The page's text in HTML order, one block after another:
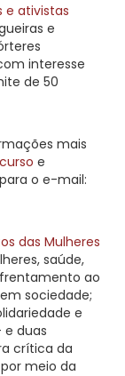
e ativistas
e
interesse
de 50
mais
e
o e-mail:
das Mulheres
saúde,
ao
sociedade;
e
e duas
crítica da
meio da